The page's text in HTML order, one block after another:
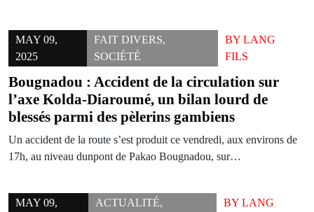
MAY 09,
2025
FAIT DIVERS,
SOCIÉTÉ
BYLANG
FILS
Bougnadou : Accident de la circulation sur
l’axe Kolda-Diaroumé, un bilan lourd de
blessés parmi des pèlerins gambiens
Un accident de la route s’est produit ce vendredi, aux environs de
17h, au niveau dunpont de Pakao Bougnadou, sur…
MAY 09,
ACTUALITÉ,
BYLANG